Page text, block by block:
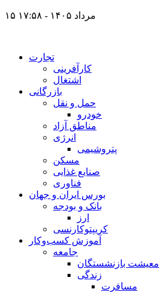
۱۵ مرداد ۱۴۰۵ - ۱۷:۵۸
تجارت
کارآفرینی
اشتغال
بازرگانی
حمل و نقل
خودرو
مناطق آزاد
انرژی
پتروشیمی
مسکن
صنایع غذایی
فناوری
بورس ایران و جهان
بانک و بودجه
ارز
کریپتوکارنسی
آموزش کسب‌وکار
جامعه
معیشت بازنشستگان
زندگی
مسافرت